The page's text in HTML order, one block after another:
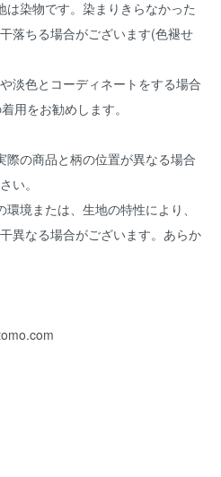
染物です。染まりきらなかった
落ちる場合がございます(色褪せ
淡色とコーディネートをする場合
用をお勧めします。
の商品と柄の位置が異なる場合
い。
境または、生地の特性により、
異なる場合がございます。あらか